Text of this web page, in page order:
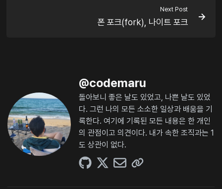
Next Post
폰 포크(fork), 나이트 포크
@codemaru
돌아보니 좋은 날도 있었고, 나쁜 날도 있었
다. 그런 나의 모든 소소한 일상과 배움을 기
록한다. 여기에 기록된 모든 내용은 한 개인
의 관점이고 의견이다. 내가 속한 조직과는 1
도 상관이 없다.